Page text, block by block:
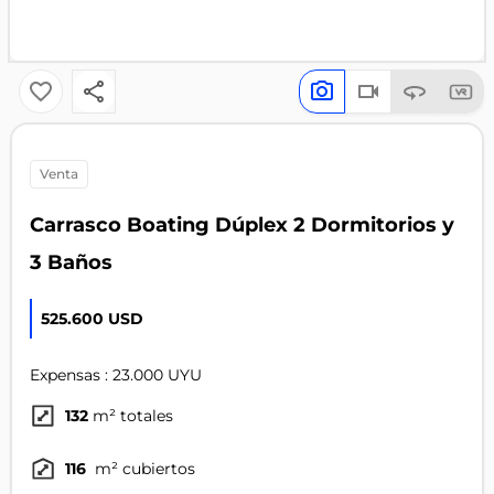
venta
Carrasco Boating Dúplex 2 Dormitorios y
3 Baños
525.600 USD
Expensas : 23.000 UYU
132 m² totales
116 m² cubiertos